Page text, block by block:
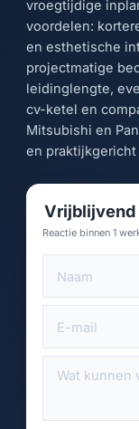
vroegtijdige
voordelen:
en esthetische
projectmatige
leidinglengte,
cv-ketel en
Mitsubishi en
en
Vrijblijvend
Reactie binnen 1